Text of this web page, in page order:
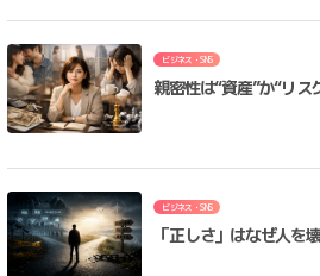
ビジネス・SNS
親密性は“資産”か“リス
ビジネス・SNS
「正しさ」はなぜ人を